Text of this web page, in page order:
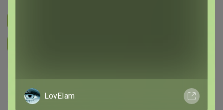
В архиве Собрано
100 %
LovEIam